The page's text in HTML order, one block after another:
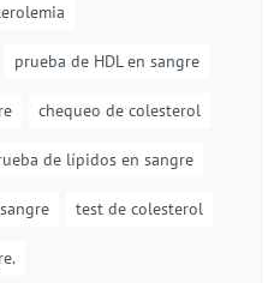
prueba de HDL en sangre
chequeo de colesterol
de lípidos en sangre
test de colesterol